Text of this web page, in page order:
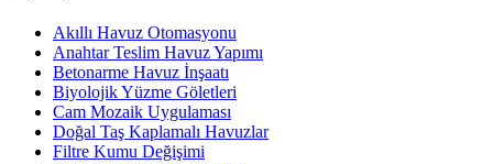
Akıllı Havuz Otomasyonu
Anahtar Teslim Havuz Yapımı
Betonarme Havuz İnşaatı
Biyolojik Yüzme Göletleri
Cam Mozaik Uygulaması
Doğal Taş Kaplamalı Havuzlar
Filtre Kumu Değişimi